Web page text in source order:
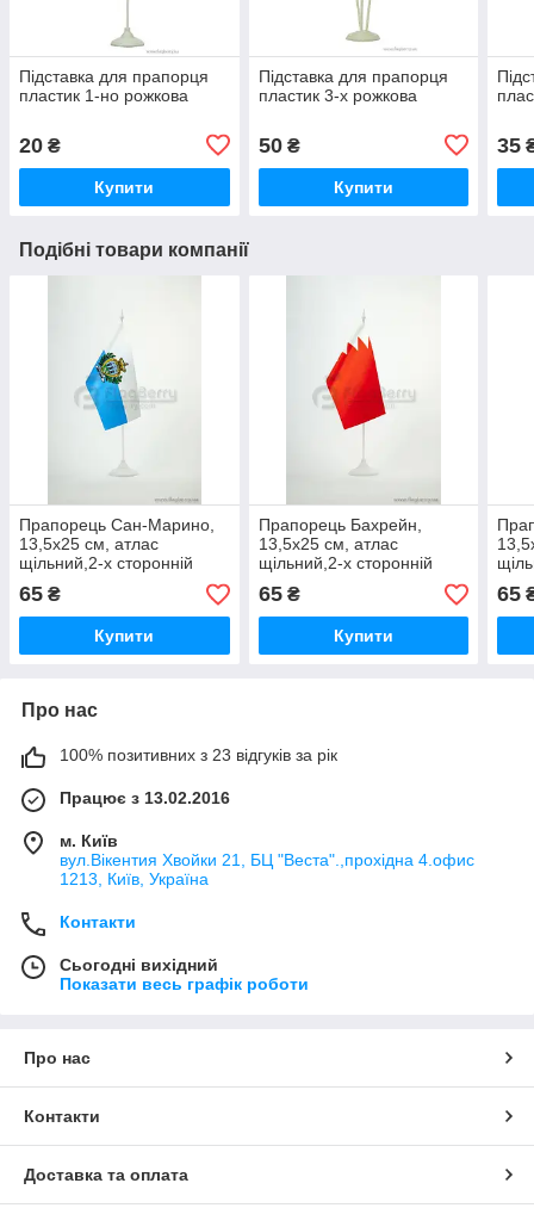
Підставка для прапорця
пластик 1-но рожкова
20 ₴
Купити
Підставка для прапорця
пластик 3-х рожкова
50₴
Купити
35
Подібні товари компанії
Прапорець Сан-Марино,
13,5х25 см, атлас
щільний,2-х сторонній
65 ₴
Купити
Прапорець Бахрейн,
13,5х25 см, атлас
щільний,2-х сторонній
65₴
Купити
65
Про нас
100% позитивних з 23 відгуків за рік
Працює з 13.02.2016
м. Київ
вул.Вікентия Хвойки 21, БЦ "Веста".,прохідна 4.офис
1213, Київ, Україна
Контакти
Сьогодні вихідний
Показати весь графік роботи
Про нас
Контакти
Доставка та оплата